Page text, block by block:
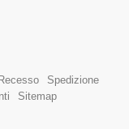
Spedizione
Sitemap